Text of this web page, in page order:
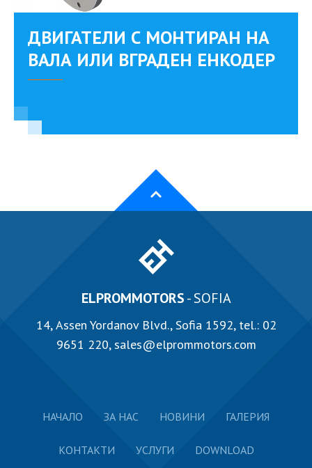
ДВИГАТЕЛИ С МОНТИРАН НА
ВАЛА ИЛИ ВГРАДЕН ЕНКОДЕР
ELPROMMOTORS- SOFIA
14, Аssen Yordanov Blvd., Sofia 1592, tel.: 02
9651 220,sales@elprommotors.com
НАЧАЛО ЗА НАС НОВИНИ ГАЛЕРИЯ
КОНТАКТИ УСЛУГИ DOWNLOAD